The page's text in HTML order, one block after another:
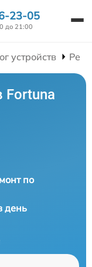
23-05
до 21:00
устройств
Fortuna
по
день